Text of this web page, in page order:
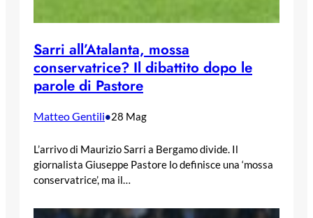
Sarri all’Atalanta, mossa
conservatrice? Il dibattito dopo le
parole di Pastore
Matteo Gentili•28 Mag
L’arrivo di Maurizio Sarri a Bergamo divide. Il
giornalista Giuseppe Pastore lo definisce una ‘mossa
conservatrice’, ma il…